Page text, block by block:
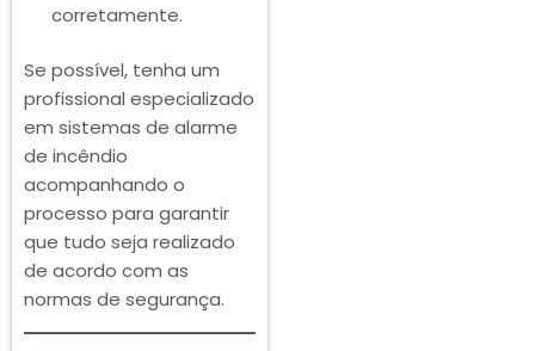
corretamente.
Se possível, tenha um
profissional especializado
em sistemas de alarme
de incêndio
acompanhando o
processo para garantir
que tudo seja realizado
de acordo com as
normas de segurança.